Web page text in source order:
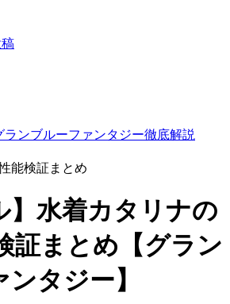
ンブルーファンタジー徹底解説
能検証まとめ
】水着カタリナの
証まとめ【グラン
タジー】